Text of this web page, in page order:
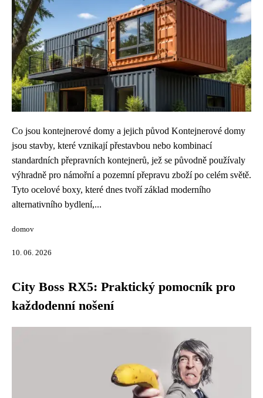
Co jsou kontejnerové domy a jejich původ Kontejnerové domy
jsou stavby, které vznikají přestavbou nebo kombinací
standardních přepravních kontejnerů, jež se původně používaly
výhradně pro námořní a pozemní přepravu zboží po celém světě.
Tyto ocelové boxy, které dnes tvoří základ moderního
alternativního bydlení,...
domov
10. 06. 2026
City Boss RX5: Praktický pomocník pro
každodenní nošení